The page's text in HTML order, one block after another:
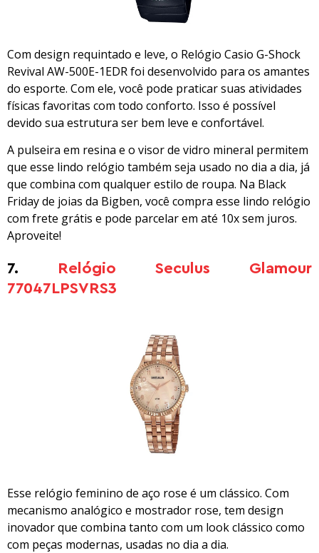
Com design requintado e leve, o Relógio Casio G-Shock
Revival AW-500E-1EDR foi desenvolvido para os amantes
do esporte. Com ele, você pode praticar suas atividades
físicas favoritas com todo conforto. Isso é possível
devido sua estrutura ser bem leve e confortável.
A pulseira em resina e o visor de vidro mineral permitem
que esse lindo relógio também seja usado no dia a dia, já
que combina com qualquer estilo de roupa. Na Black
Friday de joias da Bigben, você compra esse lindo relógio
com frete grátis e pode parcelar em até 10x sem juros.
Aproveite!
7. Relógio Seculus Glamour
77047LPSVRS3
Esse relógio feminino de aço rose é um clássico. Com
mecanismo analógico e mostrador rose, tem design
inovador que combina tanto com um look clássico como
com peças modernas, usadas no dia a dia.